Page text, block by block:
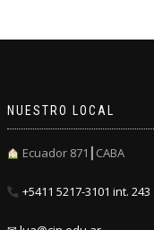
NUESTRO LOCAL
Ecuador 871┃CABA
+5411 5217-3101 int. 243